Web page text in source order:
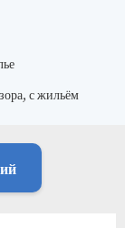
с жильём